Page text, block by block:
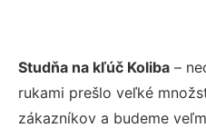
Studňa na kľúč Koliba –
rukami prešlo veľké
zákazníkov a budeme